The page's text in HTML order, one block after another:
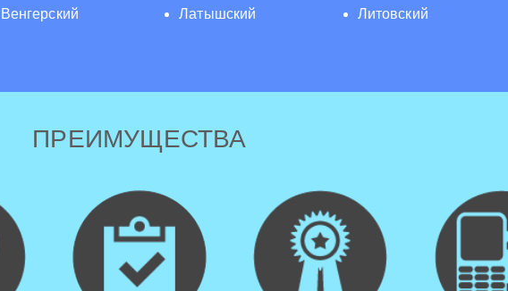
Венгерский
Латышский
Литовский
ПРЕИМУЩЕСТВА